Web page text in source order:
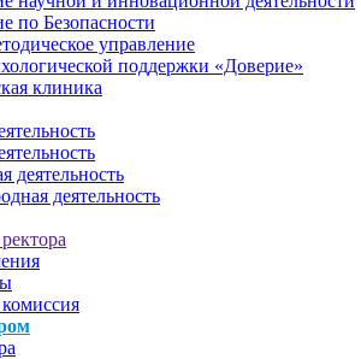
по Безопасности
управление
поддержки «Доверие»
клиника
деятельность
деятельность